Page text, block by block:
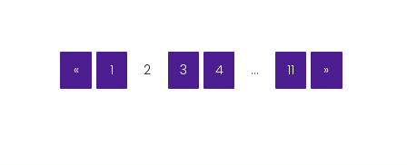
« 1 2 3 4 … 11 »